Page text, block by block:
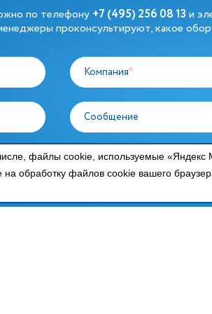
файлы cookie, используемые «Яндекс
обработку файлов cookie вашего
по телефону +7 (495) 256 08 13 и
проконсультируют, какое
Компания*
Сообщение
персональных данных в
конфиденциальности